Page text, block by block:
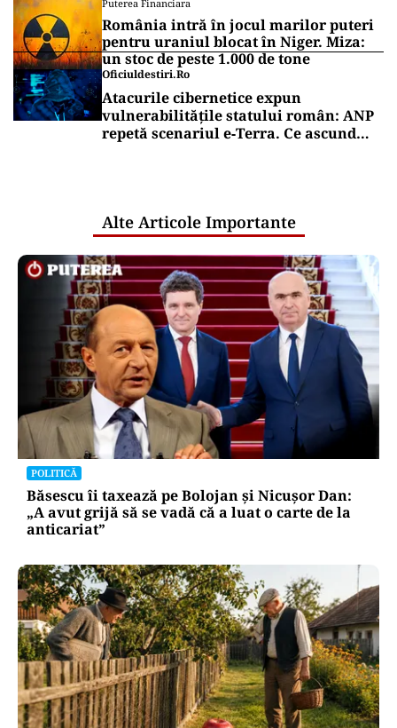
Puterea Financiara
România intră în jocul marilor puteri
pentru uraniul blocat în Niger. Miza:
un stoc de peste 1.000 de tone
Oficiuldestiri.ro
Atacurile cibernetice expun
vulnerabilitățile statului român: ANP
repetă scenariul e‑Terra. Ce ascund
Alte Articole Importante
POLITICĂ
Băsescu îi taxează pe Bolojan și Nicușor Dan:
„A avut grijă să se vadă că a luat o carte de la
anticariat”